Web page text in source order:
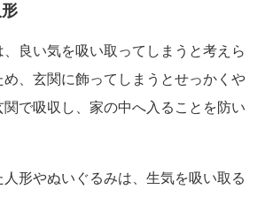
良い気を吸い取ってしまうと考えら
、玄関に飾ってしまうとせっかくや
で吸収し、家の中へ入ることを防い
人形やぬいぐるみは、生気を吸い取る